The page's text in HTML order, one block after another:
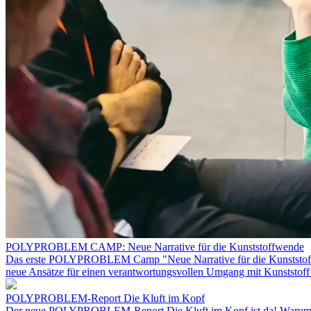
POLYPROBLEM CAMP: Neue Narrative für die Kunststoffwende
Das erste POLYPROBLEM Camp "Neue Narrative für die
neue Ansätze für einen verantwortungsvollen Umgang mit
POLYPROBLEM-Report Die Kluft im Kopf